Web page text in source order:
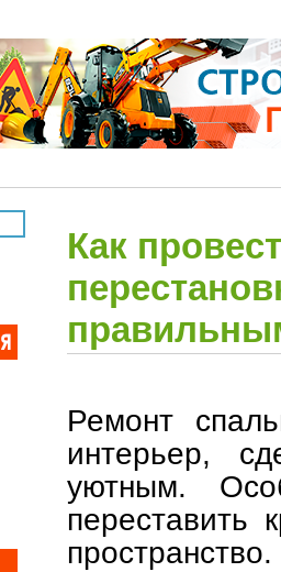
Как
Ремонт
интерьер,
уютным.
переставить
пространство.